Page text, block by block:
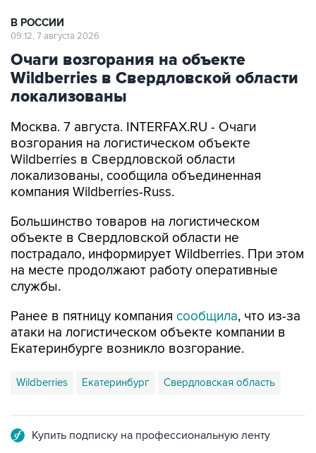
В РОССИИ
09:12, 7 августа 2026
Очаги возгорания на объекте
Wildberries в Свердловской области
локализованы
Москва. 7 августа. INTERFAX.RU - Очаги
возгорания на логистическом объекте
Wildberries в Свердловской области
локализованы, сообщила объединенная
компания Wildberries-Russ.
Большинство товаров на логистическом
объекте в Свердловской области не
пострадало, информирует Wildberries. При этом
на месте продолжают работу оперативные
службы.
Ранее в пятницу компания сообщила, что из-за
атаки на логистическом объекте компании в
Екатеринбурге возникло возгорание.
Wildberries Екатеринбург Свердловская область
Купить подписку на профессиональную ленту